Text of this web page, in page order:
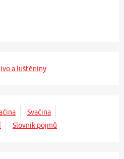
a luštěniny
Svačina
Slovník pojmů